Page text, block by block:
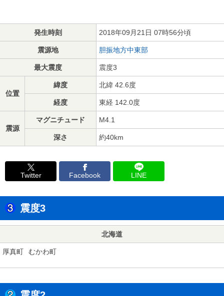
発生時刻 2018年09月21日 07時56分頃
震源地 胆振地方中東部
最大震度 震度3
位置
緯度 北緯 42.6度
経度 東経 142.0度
震源
マグニチュード M4.1
深さ 約40km
Twitter Facebook LINE
震度3
北海道
厚真町 むかわ町